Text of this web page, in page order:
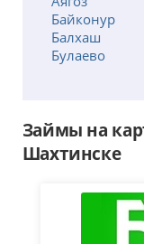
Байконур
Балхаш
Булаево
Жанатас
Жаркент
Жезказган
Житикара
Займы на
Шахтинске